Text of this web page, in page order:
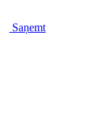
Saņemt